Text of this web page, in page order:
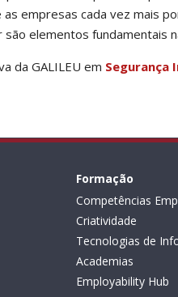
empresas cada vez mais
elementos fundamentais
da GALILEU em Segurança
Formação
Competências
Criatividade
Tecnologias de
Academias
Employability Hub